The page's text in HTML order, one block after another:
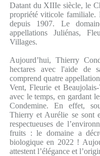
Datant du XIIIe siècle, le
propriété viticole familiale.
depuis 1907. Le
appellations Juliénas,
Villages.
Aujourd’hui, Thierry
hectares avec l'aide de
comprend quatre
Vent, Fleurie et
avec le temps, en gardant
Condemine. En effet,
Thierry et Aurélie se sont
respectueuses de
fruits : le domaine a
biologique en 2022 !
attestent l’élégance et